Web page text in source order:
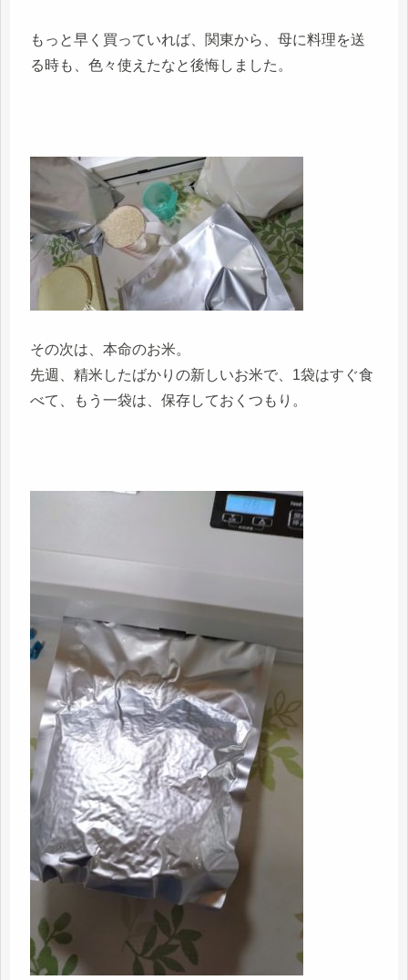
もっと早く買っていれば、関東から、母に料理を送
る時も、色々使えたなと後悔しました。
その次は、本命のお米。
先週、精米したばかりの新しいお米で、1袋はすぐ食
べて、もう一袋は、保存しておくつもり。